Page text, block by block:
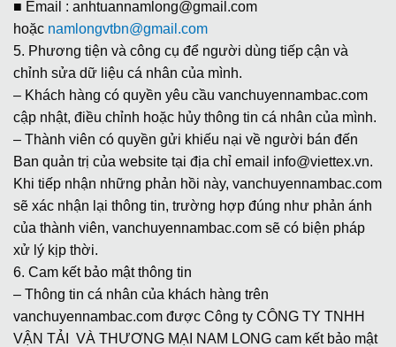
■ Email : anhtuannamlong@gmail.com
hoặc namlongvtbn@gmail.com
5. Phương tiện và công cụ để người dùng tiếp cận và
chỉnh sửa dữ liệu cá nhân của mình.
– Khách hàng có quyền yêu cầu vanchuyennambac.com
cập nhật, điều chỉnh hoặc hủy thông tin cá nhân của mình.
– Thành viên có quyền gửi khiếu nại về người bán đến
Ban quản trị của website tại địa chỉ email info@viettex.vn.
Khi tiếp nhận những phản hồi này, vanchuyennambac.com
sẽ xác nhận lại thông tin, trường hợp đúng như phản ánh
của thành viên, vanchuyennambac.com sẽ có biện pháp
xử lý kịp thời.
6. Cam kết bảo mật thông tin
– Thông tin cá nhân của khách hàng trên
vanchuyennambac.com được Công ty CÔNG TY TNHH
VẬN TẢI VÀ THƯƠNG MẠI NAM LONG cam kết bảo mật